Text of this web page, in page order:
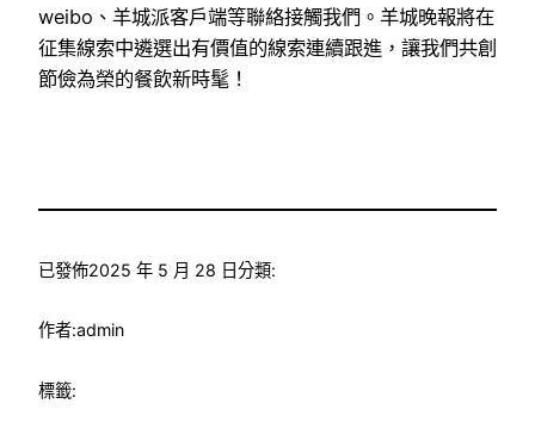
weibo、羊城派客戶端等聯絡接觸我們。羊城晚報將在
征集線索中遴選出有價值的線索連續跟進，讓我們共創
節儉為榮的餐飲新時髦！
已發佈2025 年 5 月 28 日分類:
作者:admin
標籤: